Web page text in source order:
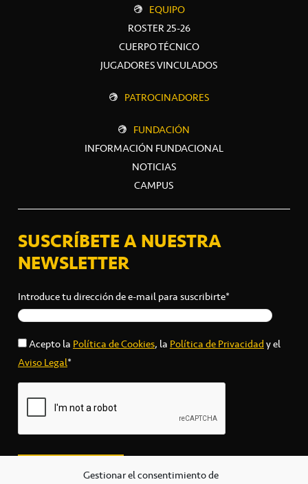
Gestionar el consentimiento de
EQUIPO
ROSTER 25-26
CUERPO TÉCNICO
JUGADORES VINCULADOS
PATROCINADORES
FUNDACIÓN
INFORMACIÓN FUNDACIONAL
NOTICIAS
CAMPUS
SUSCRÍBETE A NUESTRA
NEWSLETTER
Introduce tu dirección de e-mail para suscribirte*
Acepto laPolítica de Cookies, laPolítica de Privacidady el
Aviso Legal*